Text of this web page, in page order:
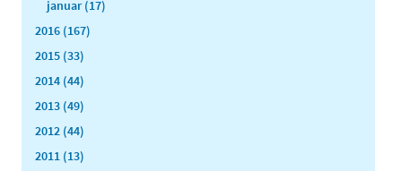
januar (17)
2016 (167)
2015 (33)
2014 (44)
2013 (49)
2012 (44)
2011 (13)